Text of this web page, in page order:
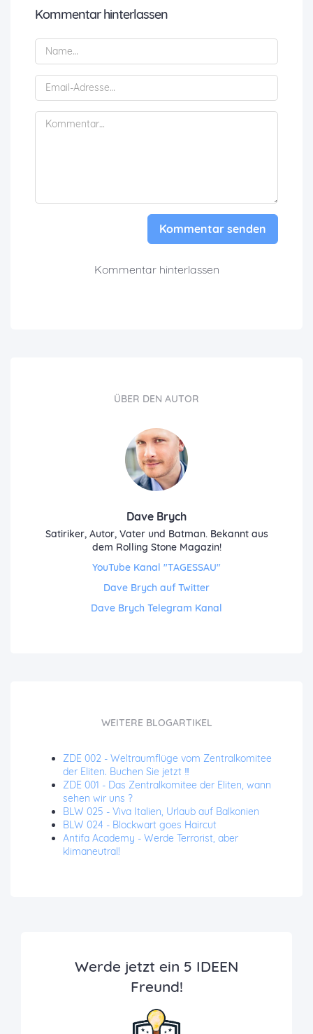
Kommentar hinterlassen
Kommentar senden
Kommentar hinterlassen
ÜBER DEN AUTOR
Dave Brych
Satiriker, Autor, Vater und Batman. Bekannt aus
dem Rolling Stone Magazin!
YouTube Kanal "TAGESSAU"
Dave Brych auf Twitter
Dave Brych Telegram Kanal
WEITERE BLOGARTIKEL
ZDE 002 - Weltraumflüge vom Zentralkomitee
der Eliten. Buchen Sie jetzt ‼️
ZDE 001 - Das Zentralkomitee der Eliten, wann
sehen wir uns ?
BLW 025 - Viva Italien, Urlaub auf Balkonien
BLW 024 - Blockwart goes Haircut
Antifa Academy - Werde Terrorist, aber
klimaneutral!
Werde jetzt ein 5 IDEEN
Freund!